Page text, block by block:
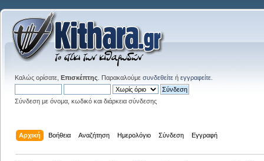
Καλώς ορίσατε, Επισκέπτης . Παρακαλούμε συνδεθείτε ή εγγραφείτε
Σύνδεση με όνομα, κωδικό και διάρκεια σύνδεσης
Αρχική Βοήθεια Αναζήτηση Ημερολόγιο Σύνδεση Εγγραφή